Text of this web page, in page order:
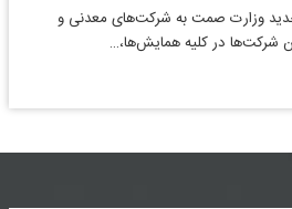
وزارت صمت به شرکت‌های معدنی و
شرکت‌ها در کلیه همایش‌ها،…